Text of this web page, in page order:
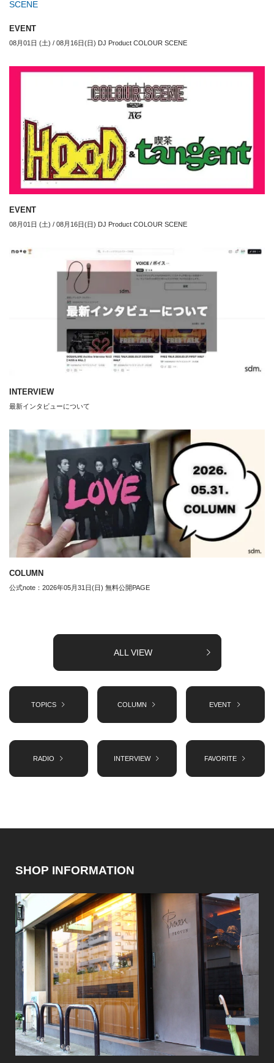
EVENT
08月01日 (土) / 08月16日(日) DJ Product COLOUR SCENE
EVENT
08月01日 (土) / 08月16日(日) DJ Product COLOUR SCENE
INTERVIEW
最新インタビューについて
COLUMN
公式note：2026年05月31日(日) 無料公開PAGE
ALL VIEW
TOPICS COLUMN EVENT
RADIO INTERVIEW FAVORITE
SHOP INFORMATION